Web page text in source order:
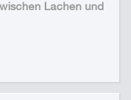
Lachen und